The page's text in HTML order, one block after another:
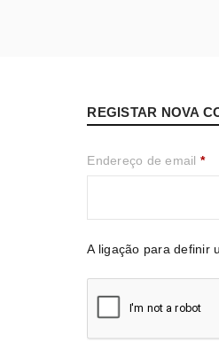
REGISTAR NOVA
Endereço de email *
A ligação para definir